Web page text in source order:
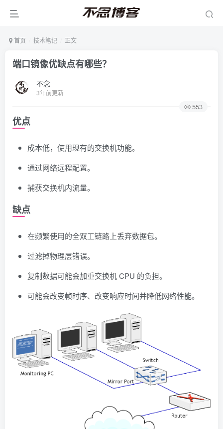
首页 技术笔记 正文
端口镜像优缺点有哪些？
不念
3年前更新
553
优点
成本低，使用现有的交换机功能。
通过网络远程配置。
捕获交换机内流量。
缺点
在频繁使用的全双工链路上丢弃数据包。
过滤掉物理层错误。
复制数据可能会加重交换机 CPU 的负担。
可能会改变帧时序、改变响应时间并降低网络性能。